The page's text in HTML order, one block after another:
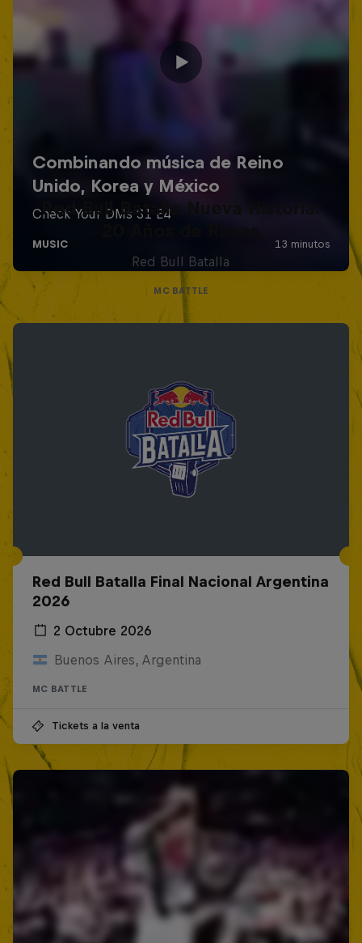
Red Bull Batalla Nueva Historia:
Red Bull Batalla
MC BATTLE
Red Bull Batalla Final Nacional Argentina
2026
2 Octubre 2026
Buenos Aires, Argentina
MC BATTLE
Tickets a la venta